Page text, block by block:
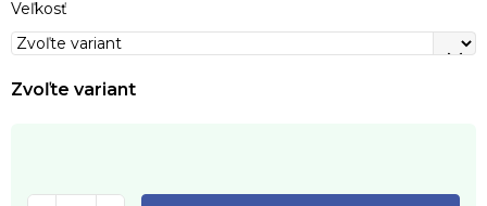
Veľkosť
Zvoľte variant